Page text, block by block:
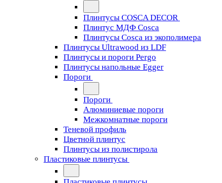
Плинтусы COSCA DECOR
Плинтус МДФ Cosca
Плинтусы Cosca из экополимера
Плинтусы Ultrawood из LDF
Плинтусы и пороги Pergo
Плинтусы напольные Egger
Пороги
Пороги
Алюминиевые пороги
Межкомнатные пороги
Теневой профиль
Цветной плинтус
Плинтусы из полистирола
Пластиковые плинтусы